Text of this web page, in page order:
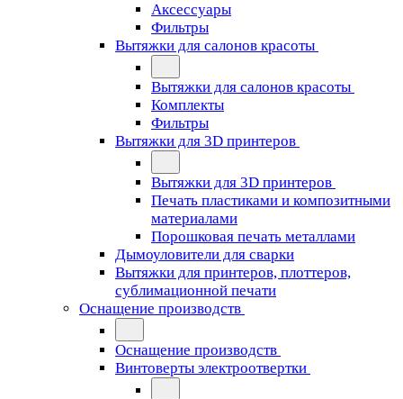
Аксессуары
Фильтры
Вытяжки для салонов красоты
Вытяжки для салонов красоты
Комплекты
Фильтры
Вытяжки для 3D принтеров
Вытяжки для 3D принтеров
Печать пластиками и композитными
материалами
Порошковая печать металлами
Дымоуловители для сварки
Вытяжки для принтеров, плоттеров,
сублимационной печати
Оснащение производств
Оснащение производств
Винтоверты электроотвертки